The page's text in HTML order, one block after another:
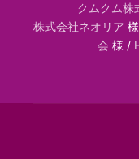
クムクム株
株式会社ネオリア
会 様 /